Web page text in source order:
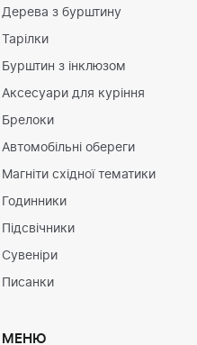
Дерева з бурштину
Тарілки
Бурштин з інклюзом
Аксесуари для куріння
Брелоки
Автомобільні обереги
Магніти східної тематики
Годинники
Підсвічники
Сувеніри
Писанки
МЕНЮ